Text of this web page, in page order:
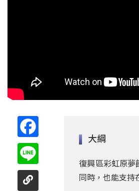
大綱
復興區彩虹原夢
同時，也能支持